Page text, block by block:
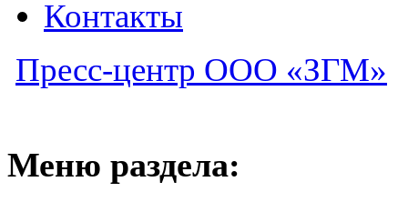
Контакты
Пресс-центр ООО «ЗГМ»
Меню раздела: